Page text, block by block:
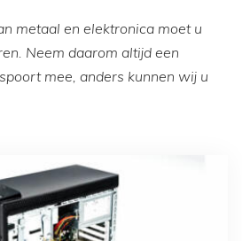
metaal en elektronica moet u
Neem daarom altijd een
mee, anders kunnen wij u